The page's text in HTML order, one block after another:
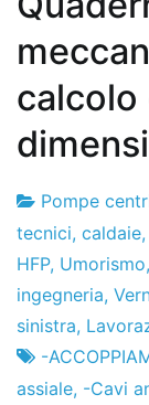
calcolo
Fabbrica
di
progetti
7
il
dicembre
de
2012
Pompe
tecnici, caldaie,
HFP, Umorismo,
ingegneria,
sinistra,
-
assiale, -Cavi